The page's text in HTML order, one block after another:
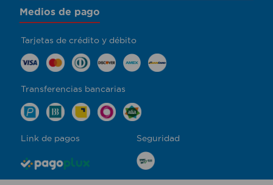
Medios de pago
Tarjetas de crédito y débito
Transferencias bancarias
Link de pagos Seguridad